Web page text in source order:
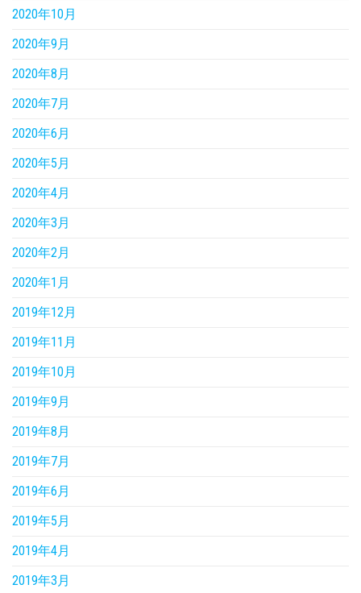
2020年10月
2020年9月
2020年8月
2020年7月
2020年6月
2020年5月
2020年4月
2020年3月
2020年2月
2020年1月
2019年12月
2019年11月
2019年10月
2019年9月
2019年8月
2019年7月
2019年6月
2019年5月
2019年4月
2019年3月